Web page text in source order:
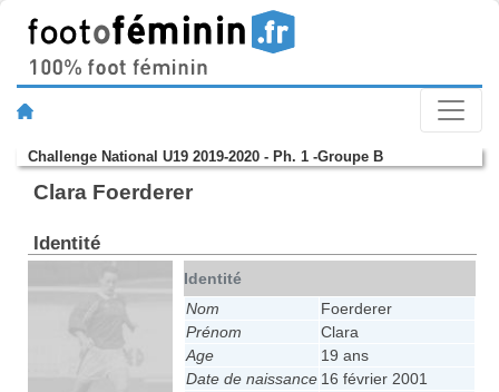
Challenge National U19 2019-2020 - Ph. 1 -Groupe B
Clara Foerderer
Identité
Identité
Nom
Foerderer
Prénom
Clara
Age
19 ans
Date de naissance 16 février 2001